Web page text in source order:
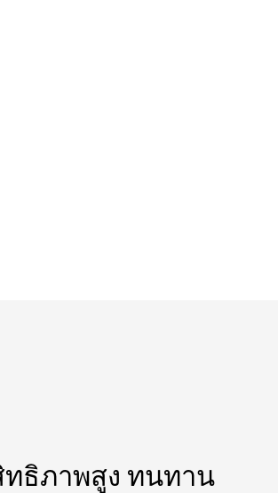
ธิภาพสูง ทนทาน